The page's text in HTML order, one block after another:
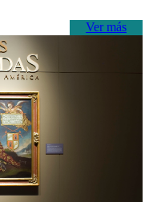
Ver más